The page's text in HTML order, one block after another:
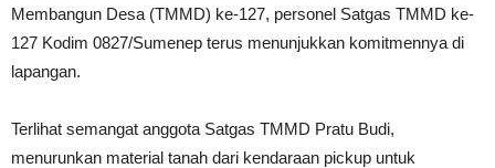
Membangun Desa (TMMD) ke-127, personel Satgas TMMD ke-
127 Kodim 0827/Sumenep terus menunjukkan komitmennya di
lapangan.
Terlihat semangat anggota Satgas TMMD Pratu Budi,
menurunkan material tanah dari kendaraan pickup untuk